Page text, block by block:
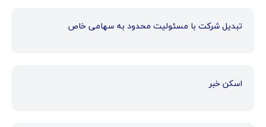
تبدیل شرکت با مسئولیت محدود به سهامی خاص
اسکن خبر